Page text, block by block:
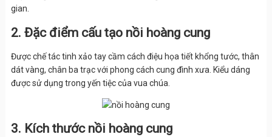
gian.
2. Đặc điểm cấu tạo nồi hoàng cung
Được chế tác tinh xảo tay cầm cách điệu họa tiết khổng tước, thân
dát vàng, chân ba trạc với phong cách cung đình xưa. Kiểu dáng
được sử dụng trong yến tiệc của vua chúa.
3. Kích thước nồi hoàng cung